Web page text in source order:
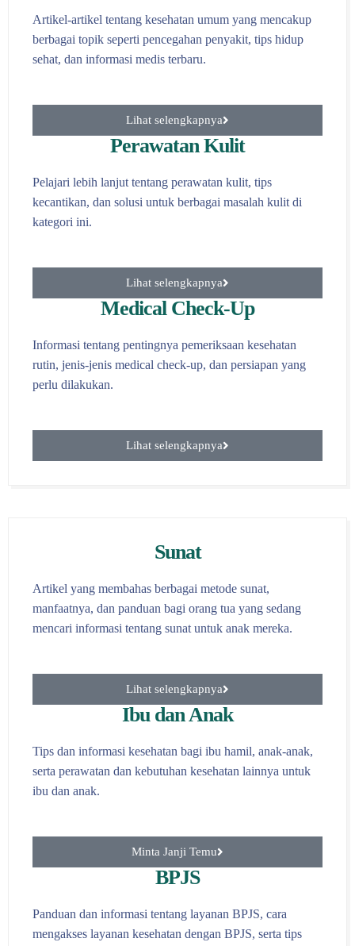
Artikel-artikel tentang kesehatan umum yang mencakup
berbagai topik seperti pencegahan penyakit, tips hidup
sehat, dan informasi medis terbaru.
Lihat selengkapnya
Perawatan Kulit
Pelajari lebih lanjut tentang perawatan kulit, tips
kecantikan, dan solusi untuk berbagai masalah kulit di
kategori ini.
Lihat selengkapnya
Medical Check-Up
Informasi tentang pentingnya pemeriksaan kesehatan
rutin, jenis-jenis medical check-up, dan persiapan yang
perlu dilakukan.
Lihat selengkapnya
Sunat
Artikel yang membahas berbagai metode sunat,
manfaatnya, dan panduan bagi orang tua yang sedang
mencari informasi tentang sunat untuk anak mereka.
Lihat selengkapnya
Ibu dan Anak
Tips dan informasi kesehatan bagi ibu hamil, anak-anak,
serta perawatan dan kebutuhan kesehatan lainnya untuk
ibu dan anak.
Minta Janji Temu
BPJS
Panduan dan informasi tentang layanan BPJS, cara
mengakses layanan kesehatan dengan BPJS, serta tips